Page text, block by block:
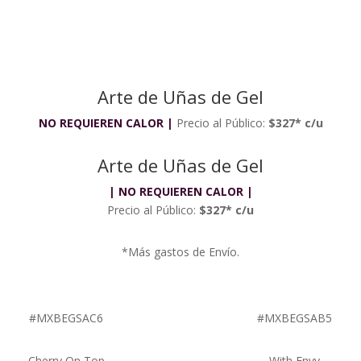
Arte de Uñas de Gel
NO REQUIEREN CALOR | Precio al Público: $327* c/u
Arte de Uñas de Gel
| NO REQUIEREN CALOR |
Precio al Público: $327* c/u
*Más gastos de Envío.
#MXBEGSAC6 #MXBEGSAB5